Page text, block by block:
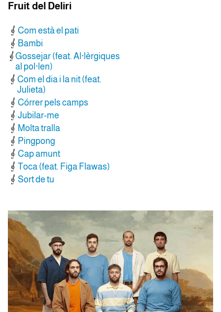
Fruit del Deliri
Com està el pati
Bambi
Gossejar (feat. Al·lèrgiques
al pol·len)
Com el dia i la nit (feat.
Julieta)
Córrer pels camps
Jubilar-me
Molta tralla
Pingpong
Cap amunt
Toca (feat. Figa Flawas)
Sort de tu